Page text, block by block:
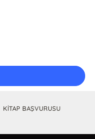
KİTAP BAŞVURUSU